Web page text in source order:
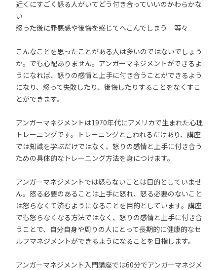
近くにすごく怒る人がいてどう付き合っていいのかわらかな
い
怒った後に罪悪感や後悔を感じてへこんでしまう 等々
こんなことを思ったことがある人は多いのではないでしょう
か。でも心配ありません。アンガーマネジメントができるよ
うになれば、怒りの感情と上手に付き合うことができるよう
になり、怒って失敗したり、後悔したりすることをなくすこ
とができます。
アンガーマネジメントは1970年代にアメリカで生まれた心理
トレーニングです。トレーニングと言われるだけあり、講座
では知識を学ぶだけではなく、怒りの感情と上手に付き合う
ための具体的なトレーニング方法を身につけます。
アンガーマネジメントでは怒らないことは目的としていませ
ん。怒る必要のあることは上手に怒れ、怒る必要のないこと
は怒らなくて済むようになることを目的としています。講座
でも怒らなくなる方法ではなく、怒りの感情と上手に付き合
うことで、自分自身や周りの人にとって長期的に健康的なセ
ルフマネジメントができるようになることを目指します。
アンガーマネジメント入門講座では60分でアンガーマネジメ